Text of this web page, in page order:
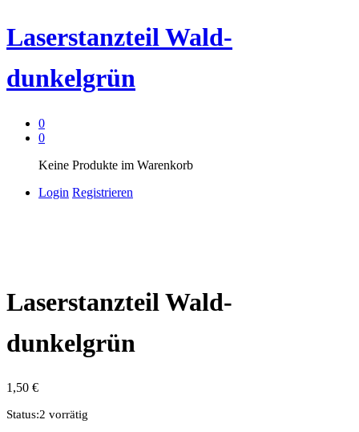
Laserstanzteil Wald-
dunkelgrün
0
0
Keine Produkte im Warenkorb
Login Registrieren
Laserstanzteil Wald-
dunkelgrün
1,50 €
Status:2 vorrätig